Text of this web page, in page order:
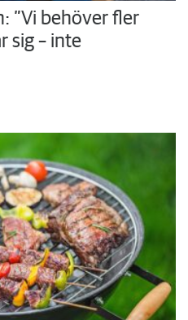
”Vi behöver fler
sig – inte